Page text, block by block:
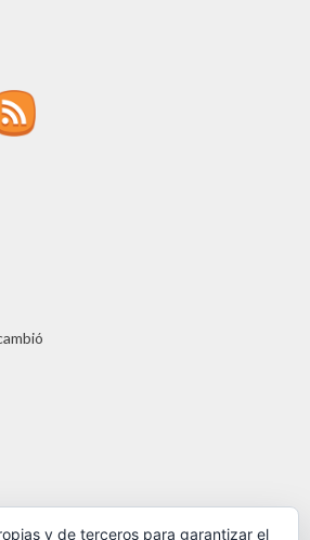
y de terceros para garantizar el